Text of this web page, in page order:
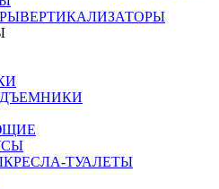
ВЕРТИКАЛИЗАТОРЫ
КРЕСЛА-ТУАЛЕТЫ